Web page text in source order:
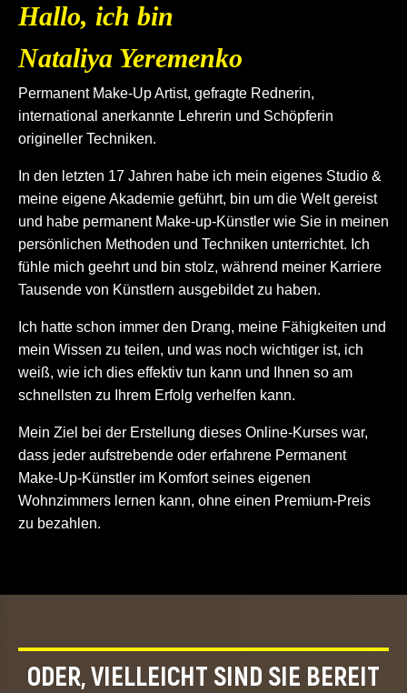
Hallo, ich bin
Nataliya Yeremenko
Permanent Make-Up Artist, gefragte Rednerin,
international anerkannte Lehrerin und Schöpferin
origineller Techniken.
In den letzten 17 Jahren habe ich mein eigenes Studio &
meine eigene Akademie geführt, bin um die Welt gereist
und habe permanent Make-up-Künstler wie Sie in meinen
persönlichen Methoden und Techniken unterrichtet. Ich
fühle mich geehrt und bin stolz, während meiner Karriere
Tausende von Künstlern ausgebildet zu haben.
Ich hatte schon immer den Drang, meine Fähigkeiten und
mein Wissen zu teilen, und was noch wichtiger ist, ich
weiß, wie ich dies effektiv tun kann und Ihnen so am
schnellsten zu Ihrem Erfolg verhelfen kann.
Mein Ziel bei der Erstellung dieses Online-Kurses war,
dass jeder aufstrebende oder erfahrene Permanent
Make-Up-Künstler im Komfort seines eigenen
Wohnzimmers lernen kann, ohne einen Premium-Preis
zu bezahlen.
ODER, VIELLEICHT SIND SIE BEREIT